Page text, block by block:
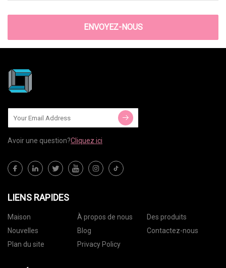
ENVOYEZ-NOUS
Avoir une question?Cliquez ici
LIENS RAPIDES
Maison À propos de nous
Des produits
Nouvelles
Blog
Contactez-nous
Plan du site
Privacy Policy